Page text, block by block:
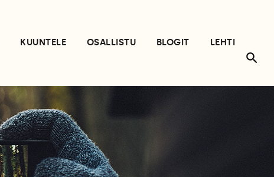
KUUNTELE OSALLISTU BLOGIT
LEHTI